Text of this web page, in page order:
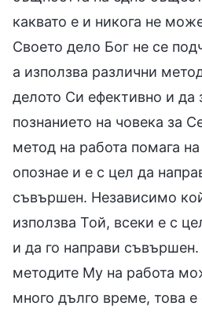
каквато е и никога не
Своето дело Бог не се
а използва различни
делото Си ефективно и да
познанието на човека за
метод на работа помага
опознае и е с цел да
съвършен. Независимо
използва Той, всеки е с
и да го направи
методите Му на работа
много дълго време, това е